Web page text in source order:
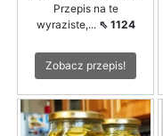
Przepis na te
wyraziste,... ⇖ 1124
Zobacz przepis!